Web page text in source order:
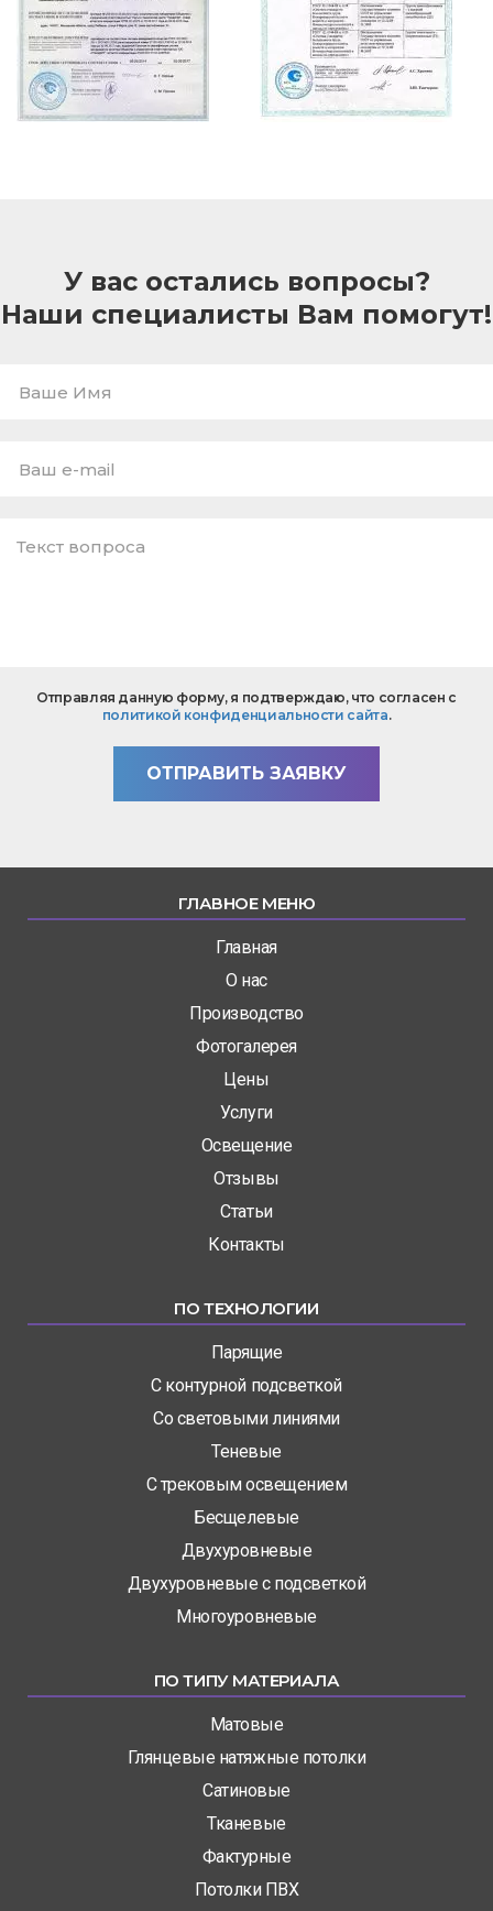
У вас остались вопросы?
Наши специалисты Вам помогут!
Имя
mail
вопроса
Отправляя данную форму, я подтверждаю, что согласен с
политикой конфиденциальности сайта.
ОТПРАВИТЬ ЗАЯВКУ
ГЛАВНОЕ МЕНЮ
Главная
О нас
Производство
Фотогалерея
Цены
Услуги
Освещение
Отзывы
Статьи
Контакты
ПО ТЕХНОЛОГИИ
Парящие
С контурной подсветкой
Со световыми линиями
Теневые
С трековым освещением
Бесщелевые
Двухуровневые
Двухуровневые с подсветкой
Многоуровневые
ПО ТИПУ МАТЕРИАЛА
Матовые
Глянцевые натяжные потолки
Сатиновые
Тканевые
Фактурные
Потолки ПВХ